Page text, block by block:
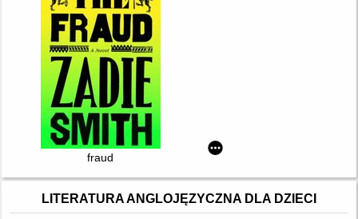
fraud
LITERATURA ANGLOJĘZYCZNA DLA DZIECI